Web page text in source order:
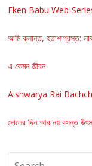
Eken Babu Web-
আমি ক্লান্ত, হতাশাগ্রস্ত:
এ কেমন জীবন
Aishwarya Rai
দোলের দিন আর নয় বসন্ত